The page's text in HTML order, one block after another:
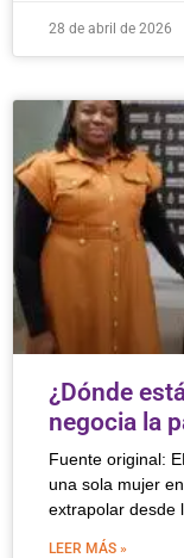
28 de abril de 2026
¿Dónde
negocia la
Fuente original:
una sola mujer
extrapolar desde
LEER MÁS »